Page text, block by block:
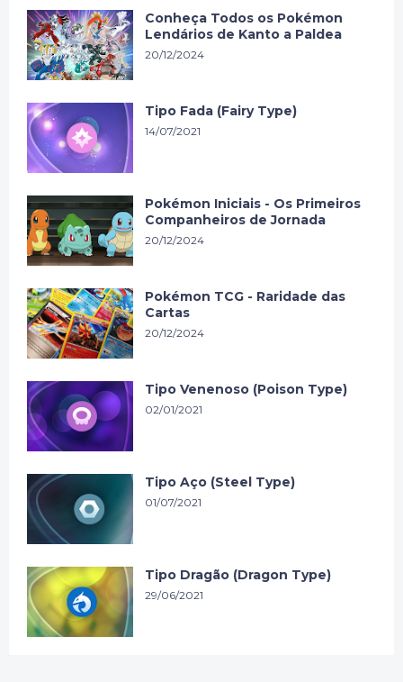
Conheça Todos os Pokémon
Lendários de Kanto a Paldea
20/12/2024
Tipo Fada (Fairy Type)
14/07/2021
Pokémon Iniciais - Os Primeiros
Companheiros de Jornada
20/12/2024
Pokémon TCG - Raridade das
Cartas
20/12/2024
Tipo Venenoso (Poison Type)
02/01/2021
Tipo Aço (Steel Type)
01/07/2021
Tipo Dragão (Dragon Type)
29/06/2021